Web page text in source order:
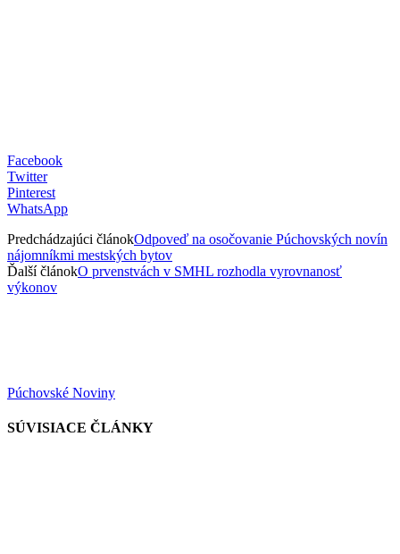
Facebook
Twitter
Pinterest
WhatsApp
Predchádzajúci článokOdpoveď na osočovanie Púchovských novín
nájomníkmi mestských bytov
Ďalší článokO prvenstvách v SMHL rozhodla vyrovnanosť
výkonov
Púchovské Noviny
SÚVISIACE ČLÁNKY